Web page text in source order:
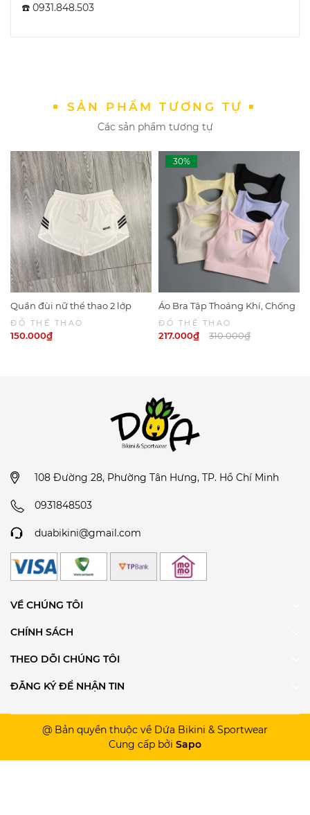
☎️ 0931.848.503
SẢN PHẨM TƯƠNG TỰ
Các sản phẩm tương tự
Quần đùi nữ thể thao 2 lớp
Sport 6049
ĐỒ THỂ THAO
150.000₫
Áo Bra Tập Thoáng Khí, Chống
Sốc Khi CHạy Bộ 6047 | DỨA
BIKINI & SPORTWEAR
ĐỒ THỂ THAO
217.000₫ 310.000₫
108 Đường 28, Phường Tân Hưng, TP. Hồ Chí Minh
0931848503
duabikini@gmail.com
VỀ CHÚNG TÔI
CHÍNH SÁCH
THEO DÕI CHÚNG TÔI
ĐĂNG KÝ ĐỂ NHẬN TIN
@ Bản quyền thuộc về Dứa Bikini & Sportwear
Cung cấp bởi Sapo